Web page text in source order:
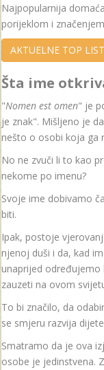
Najpopularnija
porijeklom i
AKTUELNE TOP
Šta ime
"Nomen est omen" je
je znak". Mišljeno je
nešto o osobi koja ga
No ne zvuči li to kao
nekome po imenu?
Svoje ime dobivamo
biti.
Ipak, postoje
njenoj duši i da, kad
unaprijed
zauzeti na ovom
To bi značilo, da
se smjeru razvija
Smatramo da je ova
osobe je jedinstvena.